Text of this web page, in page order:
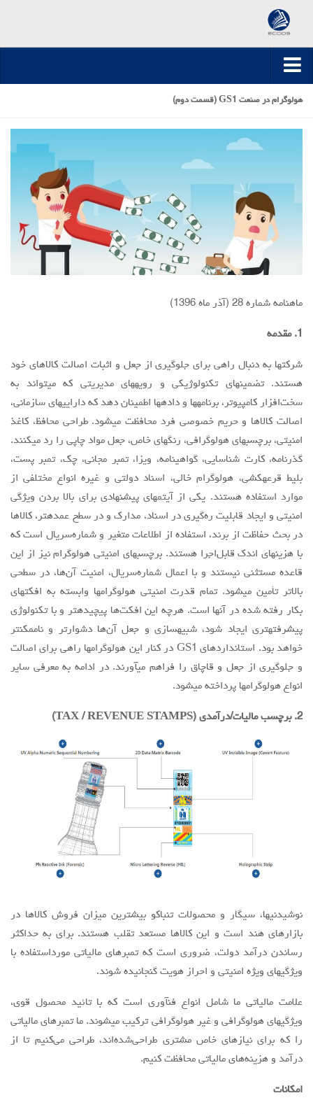
صفحه اصلی
مقالات تخصصی
مقالات سال 1396
مقالات سال 1399-1397
مقالات سال 1400
مقالات سال 1401
مقالات سال 1404
آرشیو
مرور
جستجو پیشرفته
راهنمای نویسندگان
اطلاعات نشریه
درباره نشریه
اخبار و اعلانات
پیوندهای مفید
تماس با ما
هولوگرام در صنعت GS1 (قسمت دوم)
ماهنامه شماره 28 (آذر ماه 1396)
1. مقدمه
شرکتها به دنبال راهی برای جلوگیری از جعل و اثبات اصالت کالاهای خود
هستند. تضمینهای تکنولوژیکی و رویههای مدیریتی که میتواند به
سخت‌افزار کامپیوتر، برنامهها و دادهها اطمینان دهد که داراییهای سازمانی،
اصالت کالاها و حریم خصوصی فرد محافظت میشود. طراحی محافظ، کاغذ
امنیتی، برچسبهای هولوگرافی، رنگهای خاص، جعل مواد چاپی را رد میکنند.
گذرنامه، کارت شناسایی، گواهینامه، ویزا، تمبر مجانی، چک، تمبر پست،
بلیط قرعهکشی، هولوگرام خالی، اسناد دولتی و غیره انواع مختلفی از
موارد استفاده هستند. یکی از آیتمهای پیشنهادی برای بالا بردن ویژگی
امنیتی و ایجاد قابلیت ره‌گیری در اسناد، مدارک و در سطح عمدهتر، کالاها
در بحث حفاظت از برند، استفاده از اطلاعات متغیر و شماره‌سریال است که
با هزینهای اندک قابل‌اجرا هستند. برچسبهای امنیتی هولوگرام نیز از این
قاعده مستثنی نیستند و با اعمال شماره‌سریال، امنیت آن‌ها، در سطحی
بالاتر تأمین میشود. تمام قدرت امنیتی هولوگرامها وابسته به افکتهای
بکار رفته شده در آنها است. هرچه این افکت‌ها پیچیدهتر و با تکنولوژی
پیشرفتهتری ایجاد شود، شبیهسازی و جعل آن‌ها دشوارتر و ناممکنتر
خواهد بود. استانداردهای GS1 در کنار این هولوگرامها راهی برای اصالت
و جلوگیری از جعل و قاچاق را فراهم میآورند. در ادامه به معرفی سایر
انواع هولوگرامها پرداخته میشود.
2. برچسب مالیات/درآمدی (TAX / REVENUE STAMPS)
نوشیدنیها، سیگار و محصولات تنباکو بیشترین میزان فروش کالاها در
بازارهای هند است و این کالاها مستعد تقلب هستند. برای به حداکثر
رساندن درآمد دولت، ضروری است که تمبرهای مالیاتی مورداستفاده با
ویژگیهای ویژه امنیتی و احراز هویت گنجانیده شوند.
علامت مالیاتی ما شامل انواع فنآوری است که با تائید محصول قوی،
ویژگیهای هولوگرافی و غیر هولوگرافی ترکیب میشوند. ما تمبرهای مالیاتی
را که برای نیازهای خاص مشتری طراحی‌شده‌اند، طراحی می‌کنیم تا از
درآمد و هزینه‌های مالیاتی محافظت کنیم.
امکانات